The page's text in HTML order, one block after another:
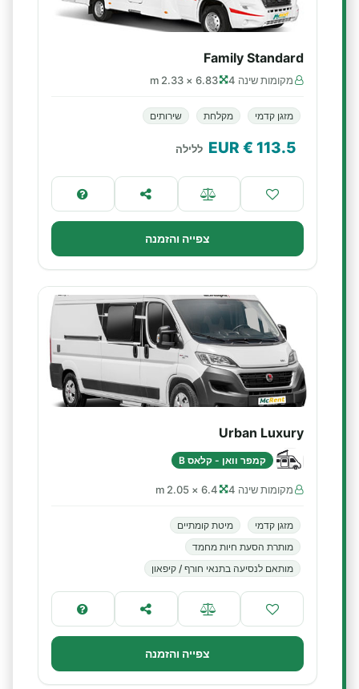
Family Standard
מקומות שינה 4 6.83 × 2.33 m
מזגן קדמי מקלחת שירותים
113.5
€ EUR ללילה
צפייה והזמנה
Urban Luxury
קמפר וואן - קלאס B
מקומות שינה 4 6.4 × 2.05 m
מזגן קדמי
מיטת קומתיים
מותרת הסעת חיות מחמד
מותאם לנסיעה בתנאי חורף / קיפאון
צפייה והזמנה